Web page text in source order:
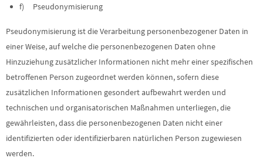
f) Pseudonymisierung
Pseudonymisierung ist die Verarbeitung personenbezogener Daten in
einer Weise, auf welche die personenbezogenen Daten ohne
Hinzuziehung zusätzlicher Informationen nicht mehr einer spezifischen
betroffenen Person zugeordnet werden können, sofern diese
zusätzlichen Informationen gesondert aufbewahrt werden und
technischen und organisatorischen Maßnahmen unterliegen, die
gewährleisten, dass die personenbezogenen Daten nicht einer
identifizierten oder identifizierbaren natürlichen Person zugewiesen
werden.